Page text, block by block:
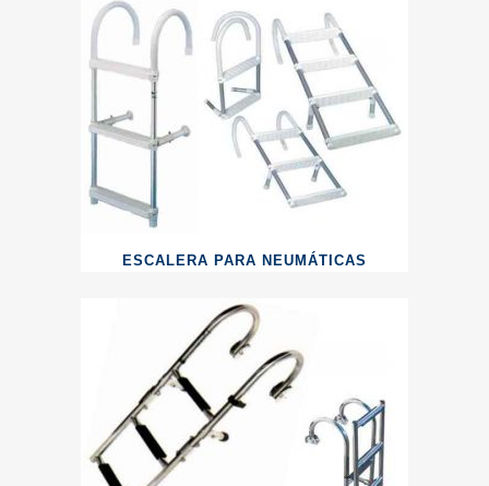
ESCALERA PARA NEUMÁTICAS